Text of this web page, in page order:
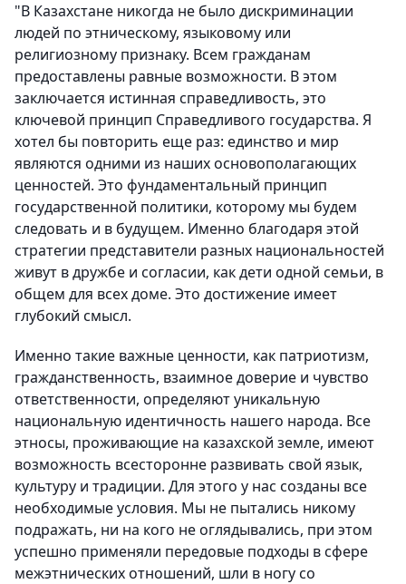
"В Казахстане никогда не было дискриминации
людей по этническому, языковому или
религиозному признаку. Всем гражданам
предоставлены равные возможности. В этом
заключается истинная справедливость, это
ключевой принцип Справедливого государства. Я
хотел бы повторить еще раз: единство и мир
являются одними из наших основополагающих
ценностей. Это фундаментальный принцип
государственной политики, которому мы будем
следовать и в будущем. Именно благодаря этой
стратегии представители разных национальностей
живут в дружбе и согласии, как дети одной семьи, в
общем для всех доме. Это достижение имеет
глубокий смысл.
Именно такие важные ценности, как патриотизм,
гражданственность, взаимное доверие и чувство
ответственности, определяют уникальную
национальную идентичность нашего народа. Все
этносы, проживающие на казахской земле, имеют
возможность всесторонне развивать свой язык,
культуру и традиции. Для этого у нас созданы все
необходимые условия. Мы не пытались никому
подражать, ни на кого не оглядывались, при этом
успешно применяли передовые подходы в сфере
межэтнических отношений, шли в ногу со